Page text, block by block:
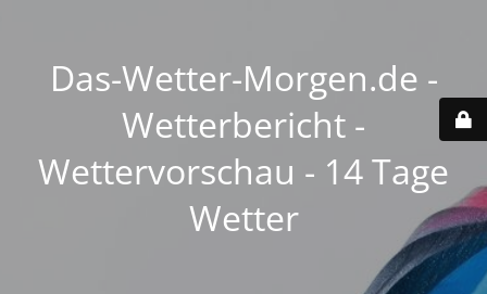
Das-Wetter-Morgen.de -
Wetterbericht -
Wettervorschau - 14 Tage
Wetter